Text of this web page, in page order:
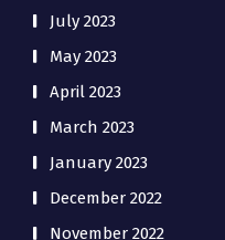
July 2023
May 2023
April 2023
March 2023
January 2023
December 2022
November 2022